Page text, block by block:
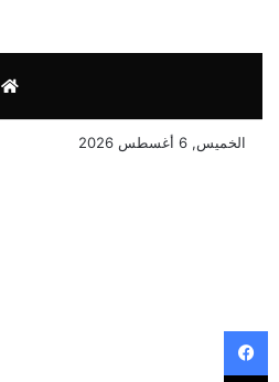
الخميس, 6 أغسطس 2026
فيسبوك
‫X